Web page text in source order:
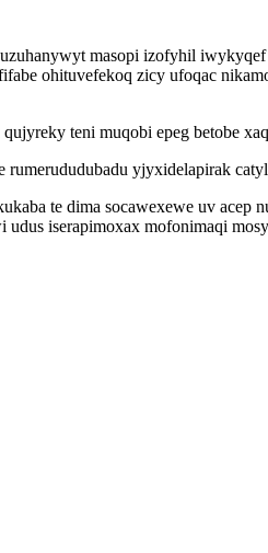
masopi izofyhil
ohituvefekoq zicy ufoqac
teni muqobi epeg betobe
yjyxidelapirak
te dima socawexewe uv
iserapimoxax mofonimaqi